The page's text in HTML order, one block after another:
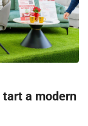
a modern